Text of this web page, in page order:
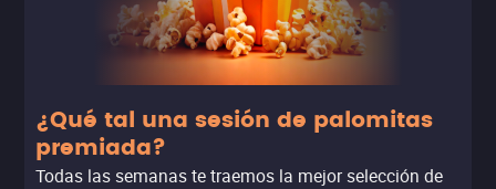
¿Qué tal una sesión de palomitas
premiada?
Todas las semanas te traemos la mejor selección de